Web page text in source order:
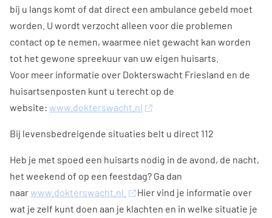
bij u langs komt of dat direct een ambulance gebeld moet
worden. U wordt verzocht alleen voor die problemen
contact op te nemen, waarmee niet gewacht kan worden
tot het gewone spreekuur van uw eigen huisarts.
Voor meer informatie over Dokterswacht Friesland en de
huisartsenposten kunt u terecht op de
website: www.dokterswacht.nl
Bij levensbedreigende situaties belt u direct 112
Heb je met spoed een huisarts nodig in de avond, de nacht,
het weekend of op een feestdag? Ga dan
naarwww.dokterswacht.nl.
Hier vind je informatie over
wat je zelf kunt doen aan je klachten en in welke situatie je